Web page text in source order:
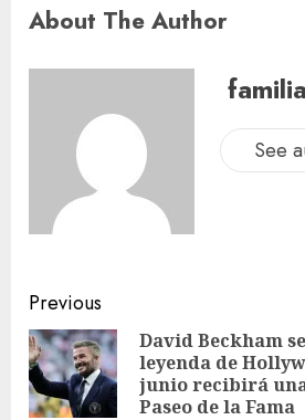
About The Author
See
Previous
David Beckham
leyenda de
junio recibirá
Paseo de la Fama